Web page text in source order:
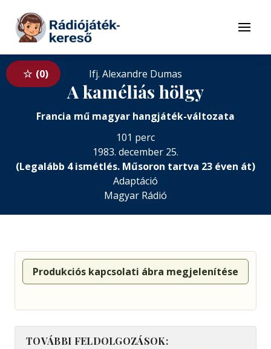
Tovább a tartalomhoz
Menü
0 Ifj. Alexandre Dumas
A kaméliás hölgy
Francia mű magyar hangjáték-változata
101 perc
1983. december 25.
(Legalább 4 ismétlés. Műsoron tartva 23 éven át)
Adaptáció
Magyar Rádió
Produkciós kapcsolati ábra megjelenítése
TOVÁBBI FELDOLGOZÁSOK: